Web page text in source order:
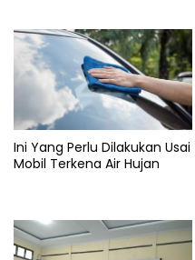
Ini Yang Perlu Dilakukan Usai
Mobil Terkena Air Hujan